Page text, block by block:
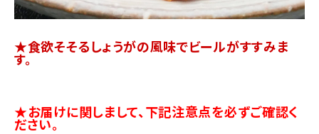
★食欲そそるしょうがの風味でビールがすすみま
す。
★お届けに関しまして、下記注意点を必ずご確認く
ださい。